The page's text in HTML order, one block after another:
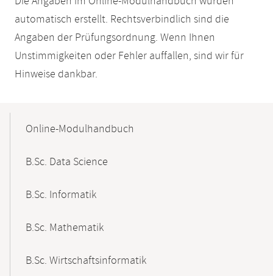
automatisch erstellt. Rechtsverbindlich sind die
Angaben der Prüfungsordnung. Wenn Ihnen
Unstimmigkeiten oder Fehler auffallen, sind wir für
Hinweise dankbar.
NavigationOnline-Modulhandbuch
B.Sc. Data Science
B.Sc. Informatik
B.Sc. Mathematik
B.Sc. Wirtschaftsinformatik